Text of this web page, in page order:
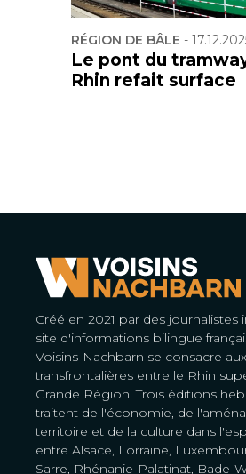
RÉGION DE BÂLE -
Le pont du
Rhin refait surface
Créé en 2021 par des journalistes
site d'informations bilingue
Voisins-Nachbarn se consacre
transfrontalières entre le Rhin
Grande Région. Trois éditions
traitent de l'économie, de
territoire et de la culture dans
entre Alsace, Lorraine,
Sarre, Rhénanie-Palatinat, Bade-